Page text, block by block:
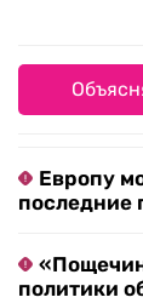
Европу
последние
политики